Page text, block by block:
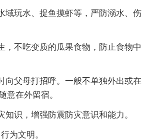
域玩水、捉鱼摸虾等，严防溺水、伤
，不吃变质的瓜果食物，防止食物中
向父母打招呼。一般不单独外出或在
意在外留宿。
知识，增强防震防灾意识和能力。
为文明。